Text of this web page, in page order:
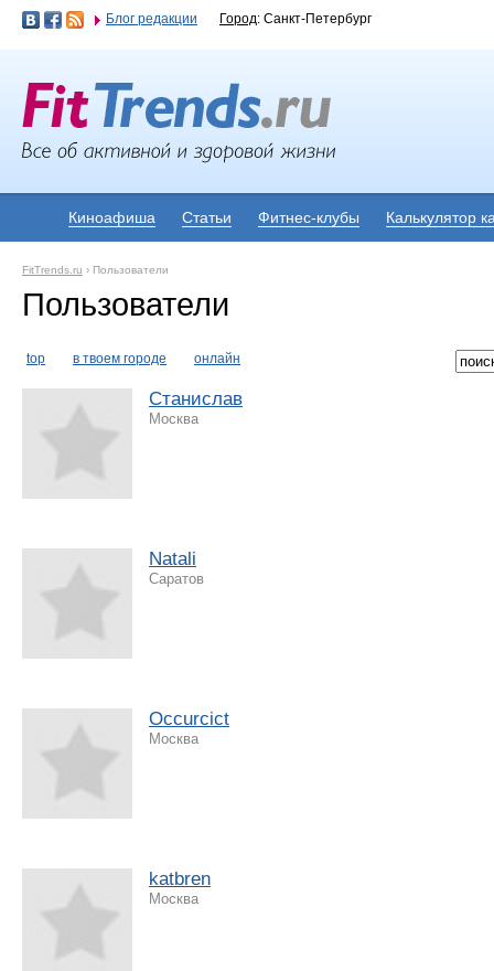
Блог редакции Город: Санкт-Петербург
Киноафиша Статьи Фитнес-клубы Калькулятор
FitTrends.ru › Пользователи
Пользователи
top в твоем городе онлайн
Станислав
Москва
Natali
Саратов
Occurcict
Москва
katbren
Москва